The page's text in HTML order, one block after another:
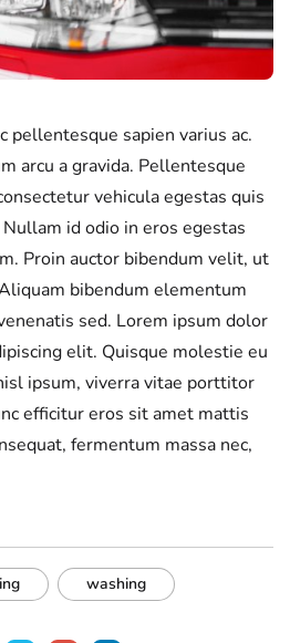
pellentesque sapien varius ac.
arcu a gravida. Pellentesque
vehicula egestas quis
id odio in eros egestas
Proin auctor bibendum velit, ut
bibendum elementum
sed. Lorem ipsum dolor
elit. Quisque molestie eu
ipsum, viverra vitae porttitor
efficitur eros sit amet mattis
fermentum massa nec,
washing